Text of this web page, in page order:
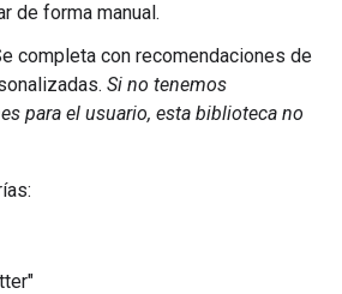
de forma manual.
completa con recomendaciones de
Si no tenemos
para el usuario, esta biblioteca no